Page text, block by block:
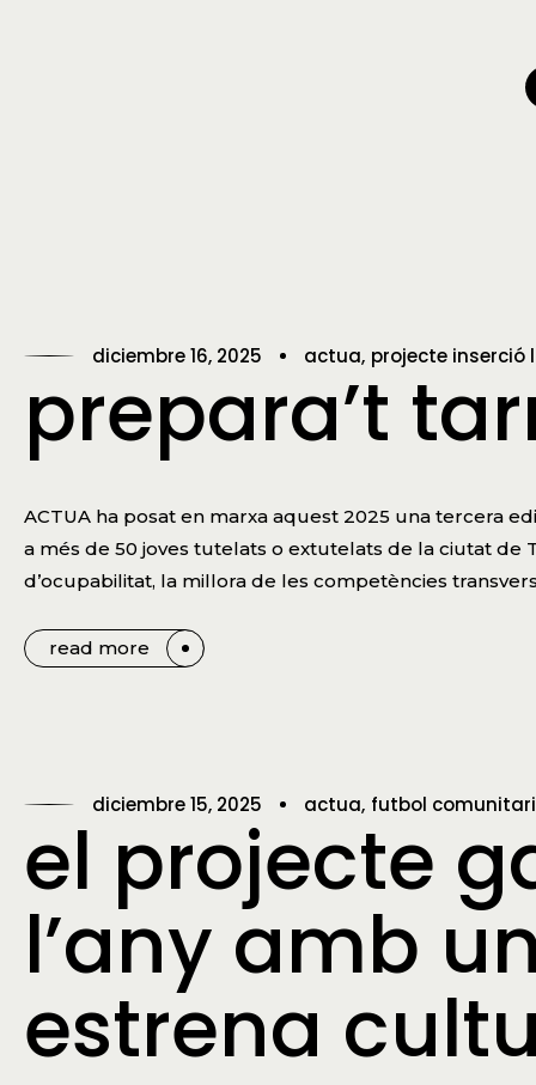
diciembre 16, 2025 actua projecte inserció
prepara’t
ACTUA ha posat en marxa aquest 2025 una tercera
a més de 50 joves tutelats o extutelats de la ciutat de
d’ocupabilitat, la millora de les competències
read more
diciembre 15, 2025 actua futbol comunitari
el projecte
l’any amb
estrena